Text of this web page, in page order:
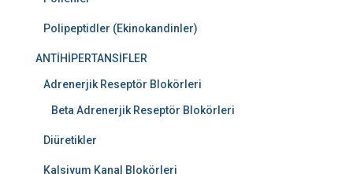
Polipeptidler (Ekinokandinler)
ANTİHİPERTANSİFLER
Adrenerjik Reseptör Blokörleri
Beta Adrenerjik Reseptör Blokörleri
Diüretikler
Kalsiyum Kanal Blokörleri